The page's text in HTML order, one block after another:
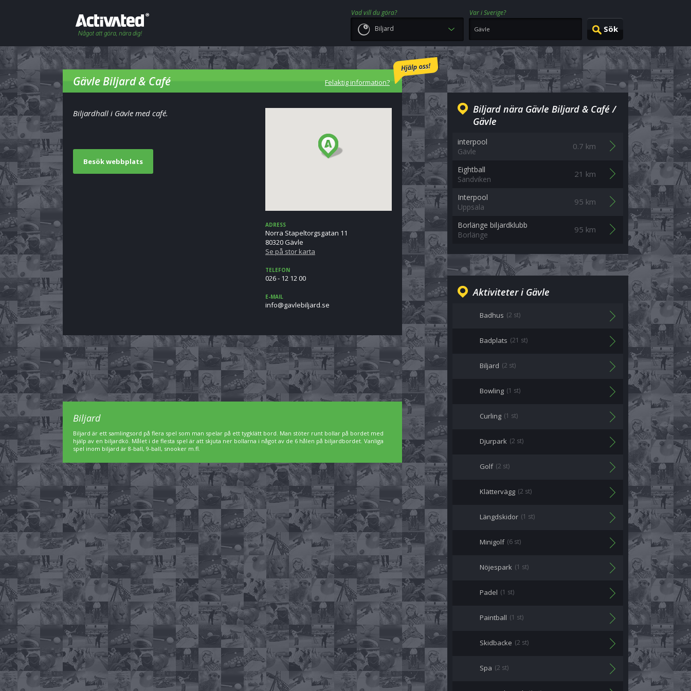
Vad vill du göra?
Var i Sverige?
Biljard
Gävle Biljard & Café Felaktig information?
Biljardhall i Gävle med café.
Besök webbplats
ADRESS
Norra Stapeltorgsgatan 11
80320 Gävle
Se på stor karta
TELEFON
026 - 12 12 00
E-MAIL
es.drajlibelvag@ofni
Biljard nära Gävle Biljard & Café /
Gävle
interpool
Gävle
0.7 km
Eightball
Sandviken
21 km
Interpool
Uppsala
95 km
Borlänge biljardklubb
Borlänge
95 km
Aktiviteter i Gävle
Badhus (2 st)
Badplats (21 st)
Biljard (2 st)
Bowling (1 st)
Curling (1 st)
Djurpark (2 st)
Golf (2 st)
Klättervägg (2 st)
Längdskidor (1 st)
Minigolf (6 st)
Nöjespark (1 st)
Padel (1 st)
Paintball (1 st)
Skidbacke (2 st)
Spa (2 st)
Biljard
Biljard är ett samlingsord på flera spel som man spelar på ett tygklätt bord. Man stöter runt bollar på bordet med
hjälp av en biljardkö. Målet i de flesta spel är att skjuta ner bollarna i något av de 6 hålen på biljardbordet. Vanliga
spel inom biljard är 8-ball, 9-ball, snooker m.fl.